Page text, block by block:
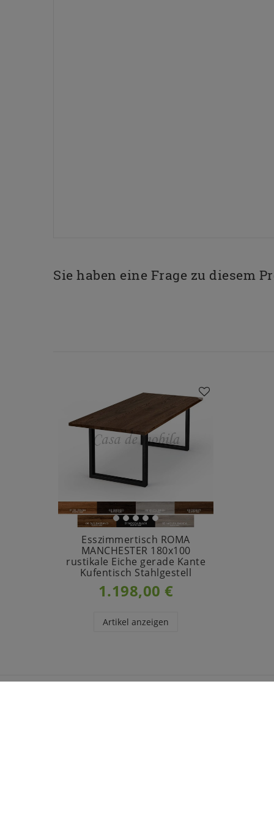
Sie haben eine Frage zu diesem
Esszimmertisch ROMA
MANCHESTER 180x100
rustikale Eiche gerade Kante
Kufentisch Stahlgestell
1.198,00 €
Artikel anzeigen